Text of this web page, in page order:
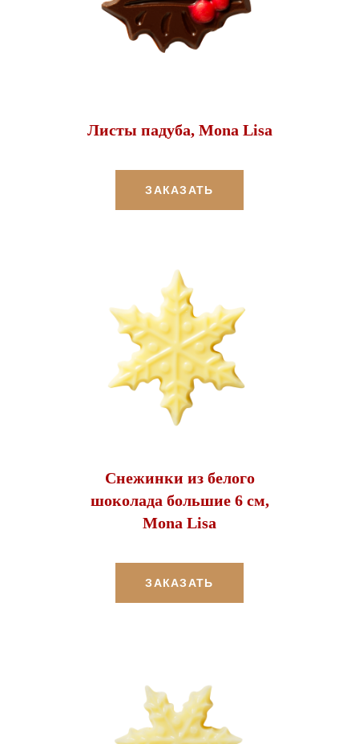
Листы падуба, Mona Lisa
ЗАКАЗАТЬ
Снежинки из белого
шоколада большие 6 см,
Mona Lisa
ЗАКАЗАТЬ